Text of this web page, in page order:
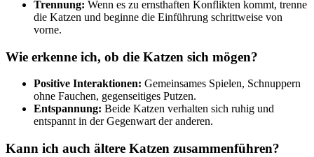
Trennung: Wenn es zu ernsthaften Konflikten kommt, trenne
die Katzen und beginne die Einführung schrittweise von
vorne.
Wie erkenne ich, ob die Katzen sich mögen?
Positive Interaktionen: Gemeinsames Spielen, Schnuppern
ohne Fauchen, gegenseitiges Putzen.
Entspannung: Beide Katzen verhalten sich ruhig und
entspannt in der Gegenwart der anderen.
Kann ich auch ältere Katzen zusammenführen?